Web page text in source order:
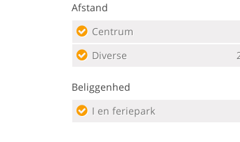
Afstand
Centrum
Diverse
Beliggenhed
I en feriepark